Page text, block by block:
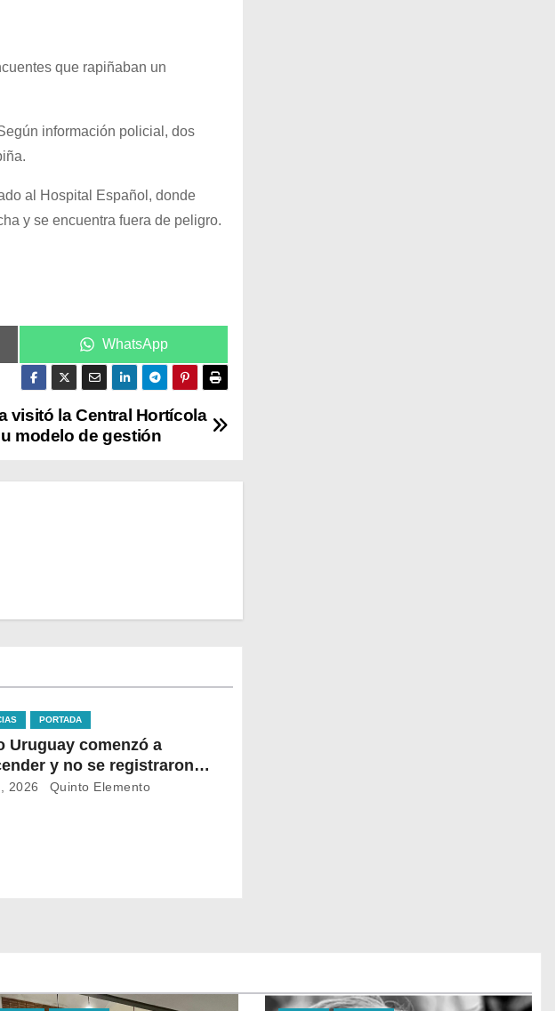
que rapiñaban un
información policial, dos
al Hospital Español, donde
y se encuentra fuera de peligro.
WhatsApp
visitó la Central Hortícola
modelo de gestión
PORTADA
Uruguay comenzó a
y no se registraron
en Salto
2026 Quinto Elemento